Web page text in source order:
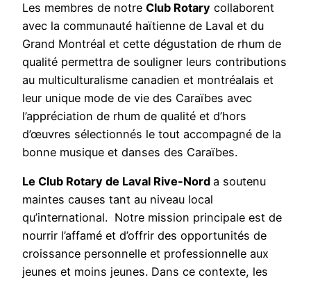
Les membres de notre Club Rotary collaborent
avec la communauté haïtienne de Laval et du
Grand Montréal et cette dégustation de rhum de
qualité permettra de souligner leurs contributions
au multiculturalisme canadien et montréalais et
leur unique mode de vie des Caraïbes avec
l’appréciation de rhum de qualité et d’hors
d’œuvres sélectionnés le tout accompagné de la
bonne musique et danses des Caraïbes.
Le Club Rotary de Laval Rive-Nord a soutenu
maintes causes tant au niveau local
qu’international. Notre mission principale est de
nourrir l’affamé et d’offrir des opportunités de
croissance personnelle et professionnelle aux
jeunes et moins jeunes. Dans ce contexte, les